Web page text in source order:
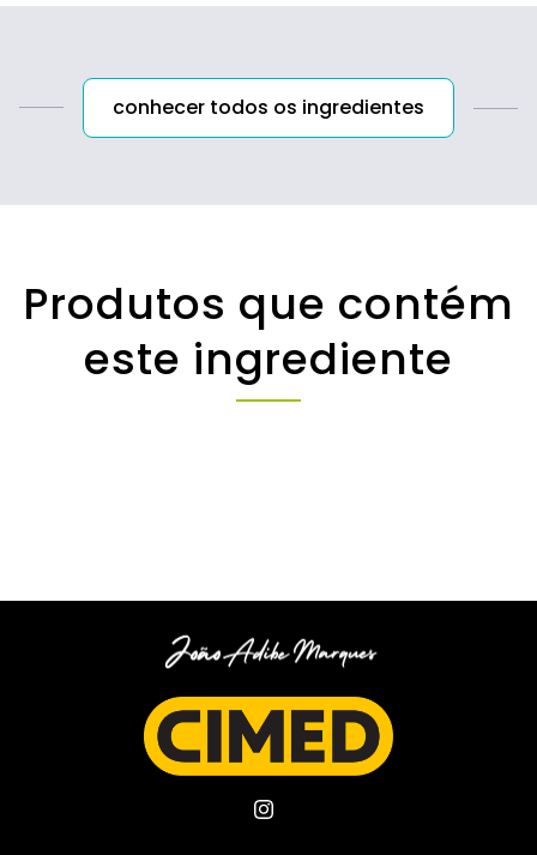
conhecer todos os ingredientes
Produtos que contém
este ingrediente